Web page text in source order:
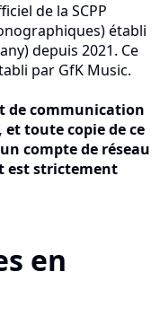
de la SCPP
établi
depuis 2021. Ce
par GfK Music.
de communication
et toute copie de ce
compte de réseau
est strictement
en